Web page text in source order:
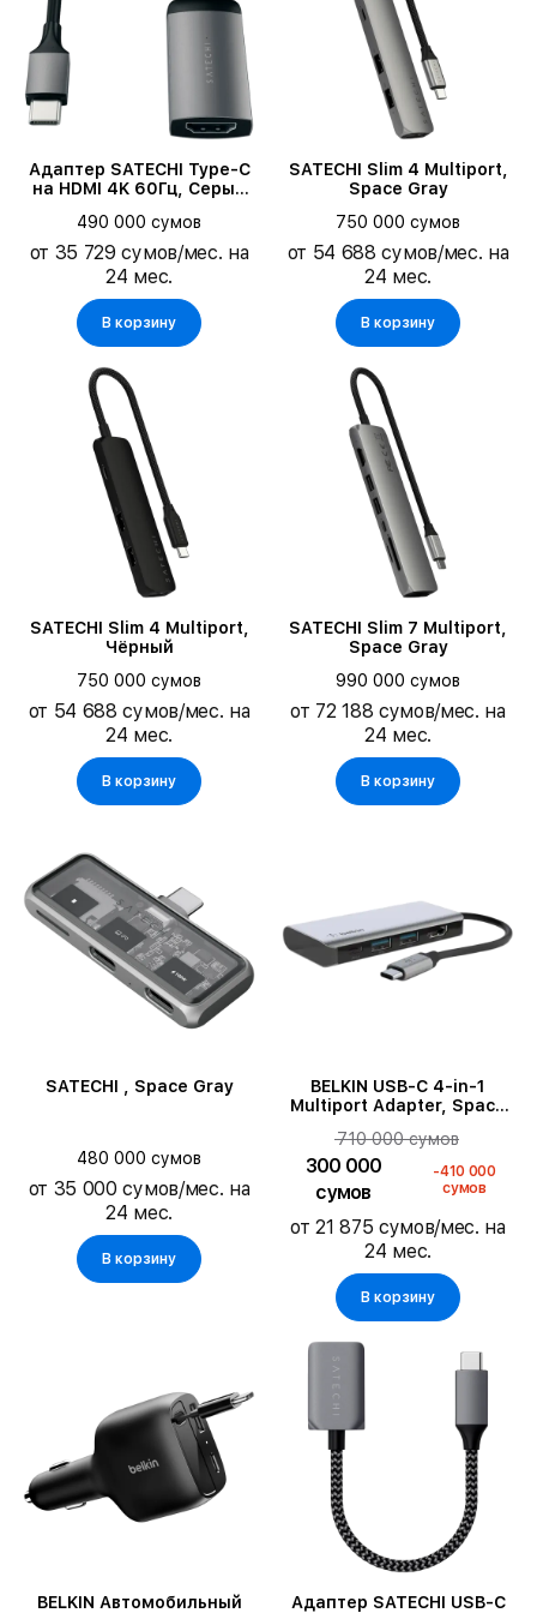
Адаптер SATECHI Type-C
на HDMI 4K 60Гц, Серый
490 000 сумов
от 35 729 сумов/мес. на
24 мес.
В корзину
SATECHI Slim 4 Multiport,
Space Gray
750 000 сумов
от 54 688 сумов/мес. на
24 мес.
В корзину
SATECHI Slim 4 Multiport,
Чёрный
750 000 сумов
от 54 688 сумов/мес. на
24 мес.
В корзину
SATECHI Slim 7 Multiport,
Space Gray
990 000 сумов
от 72 188 сумов/мес. на
24 мес.
В корзину
SATECHI , Space Gray
480 000 сумов
от 35 000 сумов/мес. на
24 мес.
В корзину
BELKIN USB-C 4-in-1
Multiport Adapter, Space
710 000 сумов
300 000
сумов
-410 000
сумов
от 21 875 сумов/мес. на
24 мес.
В корзину
BELKIN Автомобильный
Адаптер SATECHI USB-C